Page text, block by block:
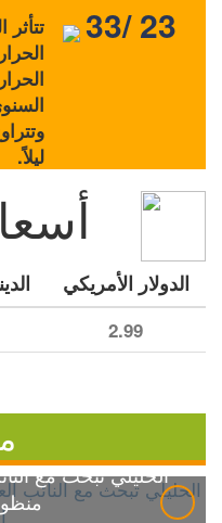
ليلاً.
33/ 23
الدولار الأمريكي
2.99
الخليلي تبحث مع